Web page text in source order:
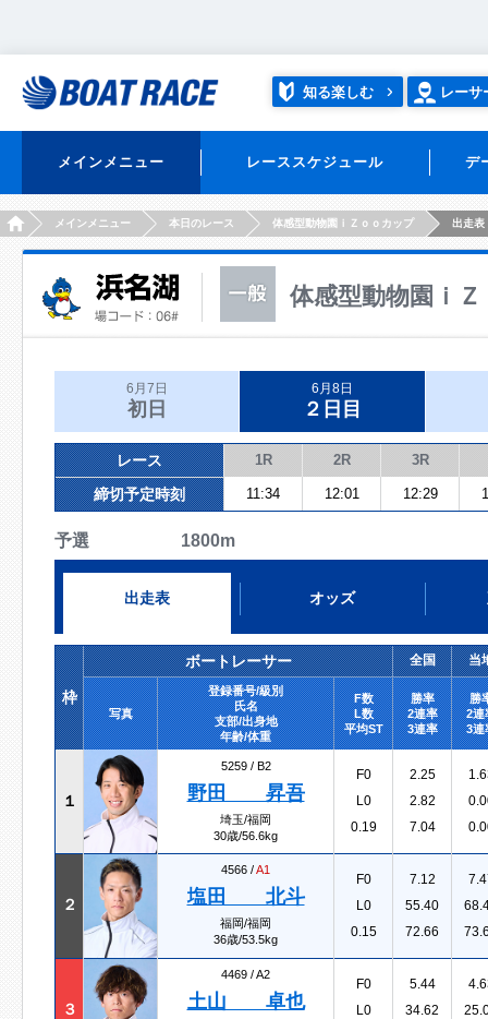
知る楽しむ レーサ
メインメニュー レーススケジュール デ
HOMEメインメニュー 本日のレース 体感型動物園ｉＺｏｏカップ 出走表
体感型動物園ｉ
6月7日
初日
6月8日
２日目
レース 1R 2R 3R
締切予定時刻 11:34 12:01 12:29
予選 1800m
出走表 オッズ
枠
ボートレーサー 全国 当
写真
登録番号/級別
氏名
支部/出身地
年齢/体重
F数
L数
平均ST
勝率
2連率
3連率
勝
2連
3連
１
5259 / B2
野田 昇吾
埼玉/福岡
30歳/56.6kg
F0
L0
0.19
2.25
2.82
7.04
２
4566 /A1
塩田 北斗
福岡/福岡
36歳/53.5kg
F0
L0
0.15
7.12
55.40
72.66
３
4469 /A2
土山 卓也
F0
L0
5.44
34.62